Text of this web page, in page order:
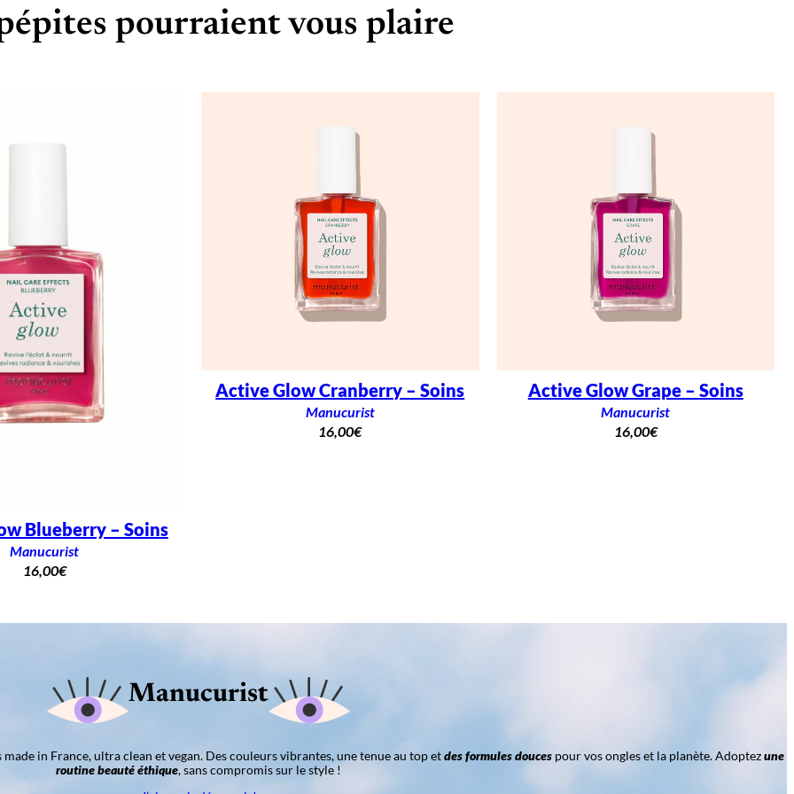
pourraient vous plaire
Blueberry – Soins
Manucurist
16,00€
Active Glow Cranberry – Soins
Manucurist
16,00€
Active Glow Grape – Soins
Manucurist
16,00€
Manucurist
in France, ultra clean et vegan. Des couleurs vibrantes, une tenue au top etdes formules doucespour vos ongles et la planète. Adoptezune
routine beauté éthique, sans compromis sur le style !